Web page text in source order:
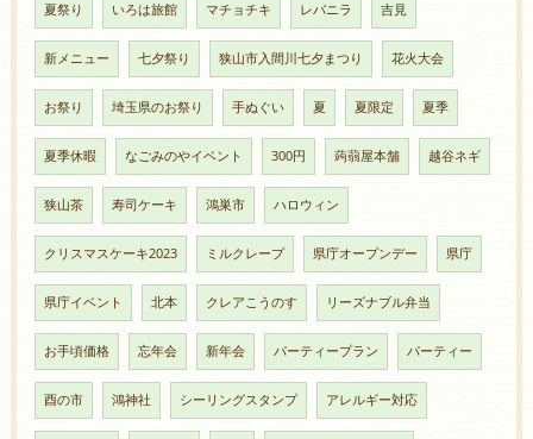
夏祭り いろは旅館 マチョチキ レバニラ 吉見
新メニュー 七夕祭り 狭山市入間川七夕まつり 花火大会
お祭り 埼玉県のお祭り 手ぬぐい 夏 夏限定 夏季
夏季休暇 なごみのやイベント 300円 蒟蒻屋本舗 越谷ネギ
狭山茶 寿司ケーキ 鴻巣市 ハロウィン
クリスマスケーキ2023 ミルクレープ 県庁オープンデー 県庁
県庁イベント 北本 クレアこうのす リーズナブル弁当
お手頃価格 忘年会 新年会 パーティープラン パーティー
酉の市 鴻神社 シーリングスタンプ アレルギー対応